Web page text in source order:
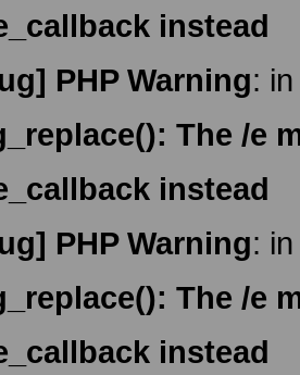
instead
PHP Warning:
The /e
instead
PHP Warning:
The /e
instead